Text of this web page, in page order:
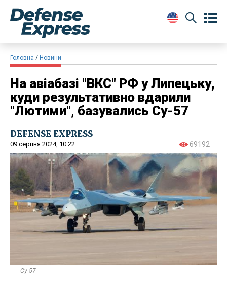
Головна Новини
На авіабазі "ВКС" РФ у Липецьку,
куди результативно вдарили
"Лютими", базувались Су-57
DEFENSE EXPRESS
09 серпня 2024, 10:22 69192
Су-57